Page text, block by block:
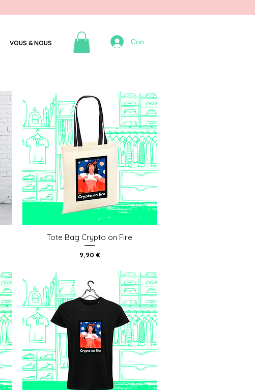
VOUS & NOUS Connexion
Aperçu rapide
Tote Bag Crypto on Fire
Prix
9,90 €